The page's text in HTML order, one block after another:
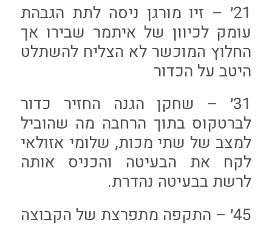
21׳ – זיו מורגן ניסה לתת הגבהת
עומק לכיוון של איתמר שבירו אך
החלוץ המוכשר לא הצליח להשתלט
היטב על הכדור
31׳ – שחקן הגנה החזיר כדור
לברטקוס בתוך הרחבה מה שהוביל
למצב של שתי מכות, שלומי אזולאי
לקח את הבעיטה והכניס אותה
לרשת בבעיטה נהדרת.
45׳ – התקפה מתפרצת של הקבוצה